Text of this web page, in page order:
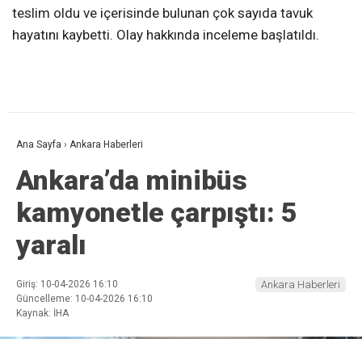
teslim oldu ve içerisinde bulunan çok sayıda tavuk
hayatını kaybetti. Olay hakkında inceleme başlatıldı.
Ana Sayfa › Ankara Haberleri
Ankara’da minibüs
kamyonetle çarpıştı: 5
yaralı
Giriş: 10-04-2026 16:10
Güncelleme: 10-04-2026 16:10
Kaynak: İHA
Ankara Haberleri